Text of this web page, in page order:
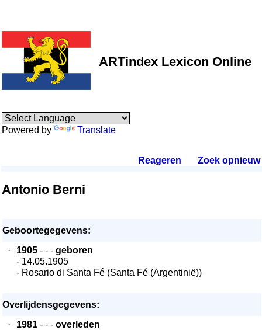
ARTindex Lexicon Online
Powered by Translate
Reageren Zoek opnieuw.
Antonio Berni
Geboortegegevens:
·
1905 - - - geboren
- 14.05.1905
- Rosario di Santa Fé (Santa Fé (Argentinië))
Overlijdensgegevens:
·
1981 - - - overleden